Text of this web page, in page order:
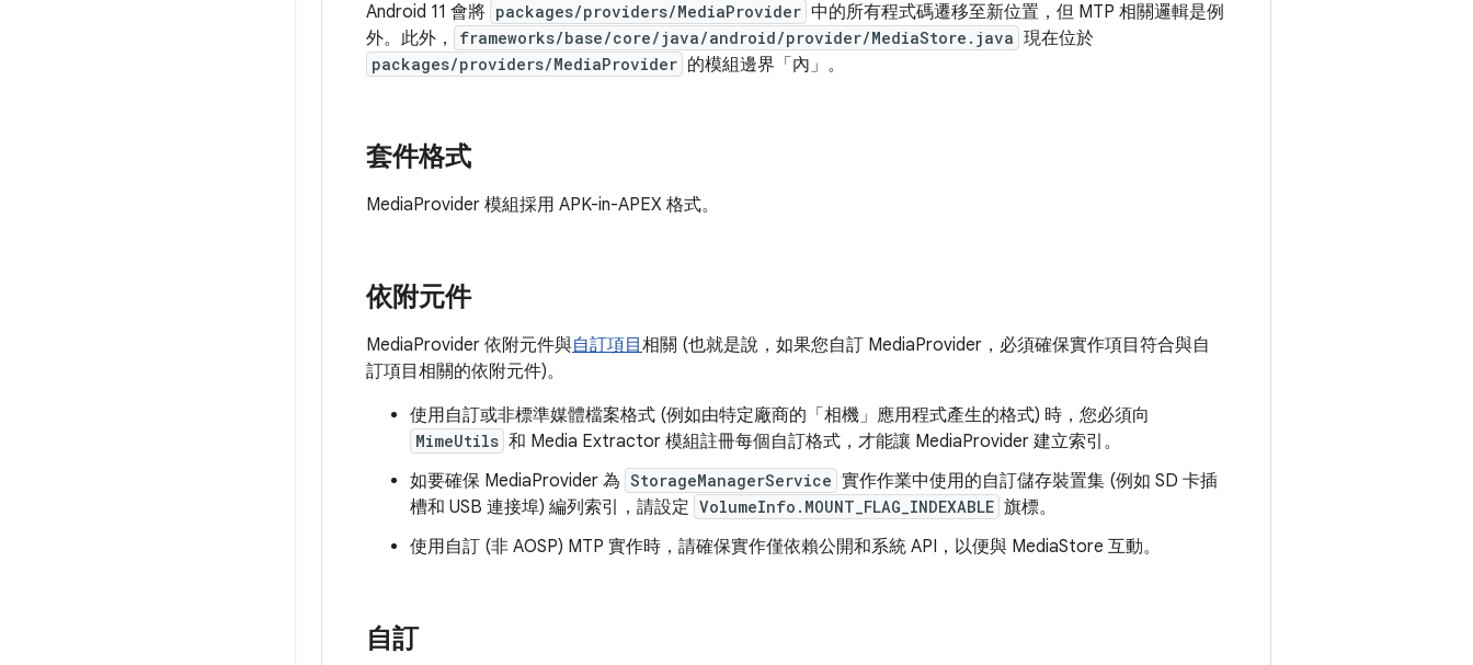
Android 11 會將 packages/providers/MediaProvider 中的所有程式碼遷移至新位置，但 MTP 相關邏輯是例
外。此外，
frameworks/base/core/java/android/provider/MediaStore.java 現在位於
packages/providers/MediaProvider 的模組邊界「內」。
套件格式
MediaProvider 模組採用 APK-in-APEX 格式。
依附元件
MediaProvider 依附元件與自訂項目 相關 (也就是說，如果您自訂 MediaProvider，必須確保實作項目符合與自
訂項目相關的依附元件)。
使用自訂或非標準媒體檔案格式 (例如由特定廠商的「相機」應用程式產生的格式) 時，您必須向
MimeUtils 和 Media Extractor 模組註冊每個自訂格式，才能讓 MediaProvider 建立索引。
如要確保 MediaProvider 為 StorageManagerService 實作作業中使用的自訂儲存裝置集 (例如 SD 卡插
槽和 USB 連接埠) 編列索引，請設定 VolumeInfo.MOUNT_FLAG_INDEXABLE 旗標。
使用自訂 (非 AOSP) MTP 實作時，請確保實作僅依賴公開和系統 API，以便與 MediaStore 互動。
自訂